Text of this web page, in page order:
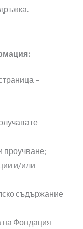
–
проучване;
и/или
съдържание
на Фондация